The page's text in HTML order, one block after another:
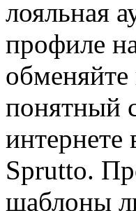
лояльная
профиле
понятный
интернете
Sprutto.
шаблоны